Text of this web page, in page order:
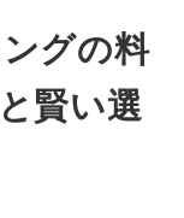
グの料
賢い選